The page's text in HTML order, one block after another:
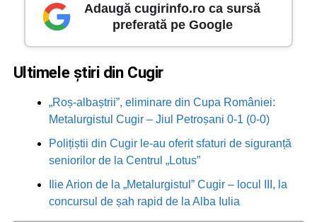
Adaugă cugirinfo.ro ca sursă
preferată pe Google
Ultimele știri din Cugir
„Roș-albaștrii”, eliminare din Cupa României:
Metalurgistul Cugir – Jiul Petroșani 0-1 (0-0)
Polițiștii din Cugir le-au oferit sfaturi de siguranță
seniorilor de la Centrul „Lotus”
Ilie Arion de la „Metalurgistul” Cugir – locul III, la
concursul de șah rapid de la Alba Iulia